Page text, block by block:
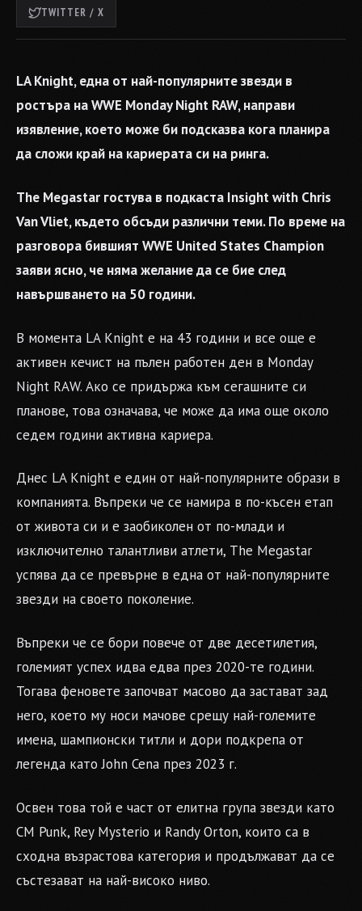
TWITTER / X
LA Knight, една от най-популярните звезди в
ростъра на WWE Monday Night RAW, направи
изявление, което може би подсказва кога планира
да сложи край на кариерата си на ринга.
The Megastar гостува в подкаста Insight with Chris
Van Vliet, където обсъди различни теми. По време на
разговора бившият WWE United States Champion
заяви ясно, че няма желание да се бие след
навършването на 50 години.
В момента LA Knight е на 43 години и все още е
активен кечист на пълен работен ден в Monday
Night RAW. Ако се придържа към сегашните си
планове, това означава, че може да има още около
седем години активна кариера.
Днес LA Knight е един от най-популярните образи в
компанията. Въпреки че се намира в по-късен етап
от живота си и е заобиколен от по-млади и
изключително талантливи атлети, The Megastar
успява да се превърне в една от най-популярните
звезди на своето поколение.
Въпреки че се бори повече от две десетилетия,
големият успех идва едва през 2020-те години.
Тогава феновете започват масово да застават зад
него, което му носи мачове срещу най-големите
имена, шампионски титли и дори подкрепа от
легенда като John Cena през 2023 г.
Освен това той е част от елитна група звезди като
CM Punk, Rey Mysterio и Randy Orton, които са в
сходна възрастова категория и продължават да се
състезават на най-високо ниво.